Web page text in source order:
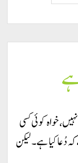
خواہ کوئی کسی
دُعا کیا ہے۔ لیکن